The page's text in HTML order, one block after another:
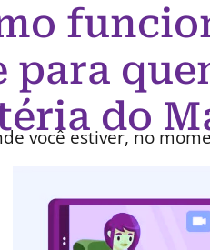
para
do
você estiver, no